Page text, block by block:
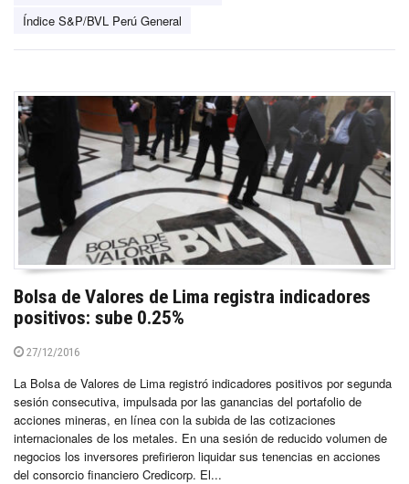
Índice S&P/BVL Perú General
Bolsa de Valores de Lima registra indicadores
positivos: sube 0.25%
27/12/2016
La Bolsa de Valores de Lima registró indicadores positivos por segunda
sesión consecutiva, impulsada por las ganancias del portafolio de
acciones mineras, en línea con la subida de las cotizaciones
internacionales de los metales. En una sesión de reducido volumen de
negocios los inversores prefirieron liquidar sus tenencias en acciones
del consorcio financiero Credicorp. El...